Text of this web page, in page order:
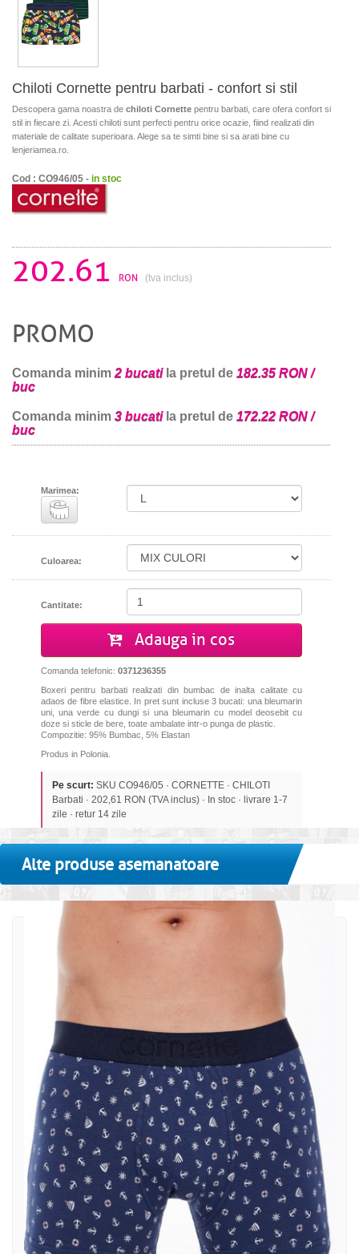
Chiloti Cornette pentru barbati - confort si stil
Descopera gama noastra de chiloti Cornette pentru barbati, care ofera confort si
stil in fiecare zi. Acesti chiloti sunt perfecti pentru orice ocazie, fiind realizati din
materiale de calitate superioara. Alege sa te simti bine si sa arati bine cu
lenjeriamea.ro.
Cod : CO946/05 - in stoc
202.61 RON (tva inclus)
PROMO
Comanda minim 2 bucatila pretul de 182.35 RON /
buc
Comanda minim 3 bucatila pretul de 172.22 RON /
buc
Marimea:
Culoarea:
Cantitate:
Adauga in cos
Comanda telefonic: 0371236355
Boxeri pentru barbati realizati din bumbac de inalta calitate cu
adaos de fibre elastice. In pret sunt incluse 3 bucati: una bleumarin
uni, una verde cu dungi si una bleumarin cu model deosebit cu
doze si sticle de bere, toate ambalate intr-o punga de plastic.
Compozitie: 95% Bumbac, 5% Elastan
Produs in Polonia.
Pe scurt: SKU CO946/05 · CORNETTE · CHILOTI
Barbati · 202,61 RON (TVA inclus) · In stoc · livrare 1-7
zile · retur 14 zile
Alte produse asemanatoare